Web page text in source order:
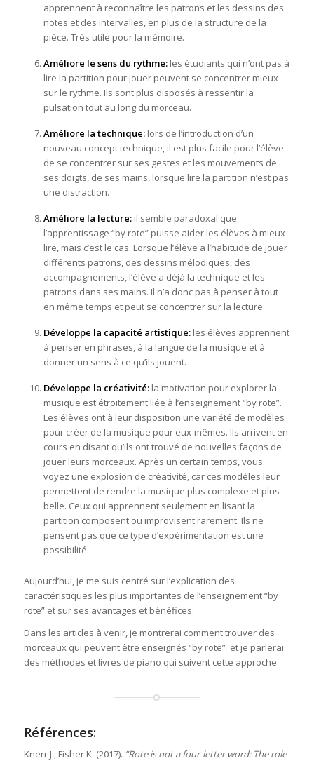
apprennent à reconnaître les patrons et les dessins des
notes et des intervalles, en plus de la structure de la
pièce. Très utile pour la mémoire.
Améliore le sens du rythme:les étudiants qui n’ont pas à
lire la partition pour jouer peuvent se concentrer mieux
sur le rythme. Ils sont plus disposés à ressentir la
pulsation tout au long du morceau.
Améliore la technique:lors de l’introduction d’un
nouveau concept technique, il est plus facile pour l’élève
de se concentrer sur ses gestes et les mouvements de
ses doigts, de ses mains, lorsque lire la partition n’est pas
une distraction.
Améliore la lecture:il semble paradoxal que
l’apprentissage “by rote” puisse aider les élèves à mieux
lire, mais c’est le cas. Lorsque l’élève a l’habitude de jouer
différents patrons, des dessins mélodiques, des
accompagnements, l’élève a déjà la technique et les
patrons dans ses mains. Il n’a donc pas à penser à tout
en même temps et peut se concentrer sur la lecture.
Développe la capacité artistique:les élèves apprennent
à penser en phrases, à la langue de la musique et à
donner un sens à ce qu’ils jouent.
Développe la créativité: la motivation pour explorer la
musique est étroitement liée à l’enseignement “by rote”.
Les élèves ont à leur disposition une variété de modèles
pour créer de la musique pour eux-mêmes. Ils arrivent en
cours en disant qu’ils ont trouvé de nouvelles façons de
jouer leurs morceaux. Après un certain temps, vous
voyez une explosion de créativité, car ces modèles leur
permettent de rendre la musique plus complexe et plus
belle. Ceux qui apprennent seulement en lisant la
partition composent ou improvisent rarement. Ils ne
pensent pas que ce type d’expérimentation est une
possibilité.
Aujourd’hui, je me suis centré sur l’explication des
caractéristiques les plus importantes de l’enseignement “by
rote” et sur ses avantages et bénéfices.
Dans les articles à venir, je montrerai comment trouver des
morceaux qui peuvent être enseignés “by rote” et je parlerai
des méthodes et livres de piano qui suivent cette approche.
Références:
Knerr J., Fisher K. (2017). “Rote is not a four-letter word: The role